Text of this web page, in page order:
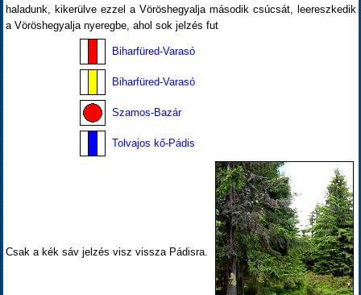
haladunk, kikerülve ezzel a Vöröshegyalja második csúcsát, leereszkedik
a Vöröshegyalja nyeregbe, ahol sok jelzés fut
Biharfüred-Varasó
Biharfüred-Varasó
Szamos-Bazár
Tolvajos kő-Pádis
Csak a kék sáv jelzés visz vissza Pádisra.